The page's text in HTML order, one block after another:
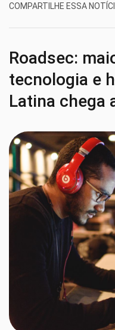
COMPARTILHE ESSA
Roadsec:
tecnologia e
Latina chega